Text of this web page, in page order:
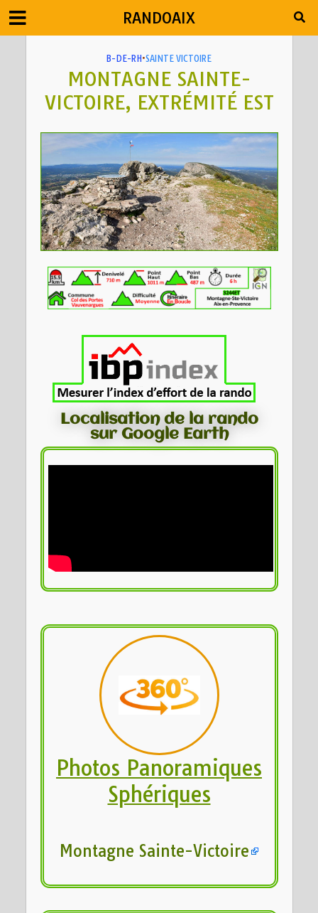
RANDOAIX
B-DE-RH •SAINTE VICTOIRE
MONTAGNE SAINTE-
VICTOIRE, EXTRÉMITÉ EST
Localisation de la rando
sur Google Earth
Photos Panoramiques
Sphériques
Montagne Sainte-Victoire